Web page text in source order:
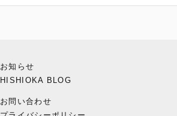
お知らせ
HISHIOKA BLOG
お問い合わせ